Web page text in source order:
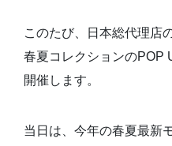
このたび、日本総代理店
春夏コレクションのPOP
開催します。
当日は、今年の春夏最新